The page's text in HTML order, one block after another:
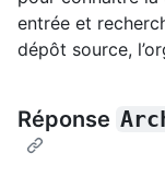
entrée et
dépôt source,
Réponse